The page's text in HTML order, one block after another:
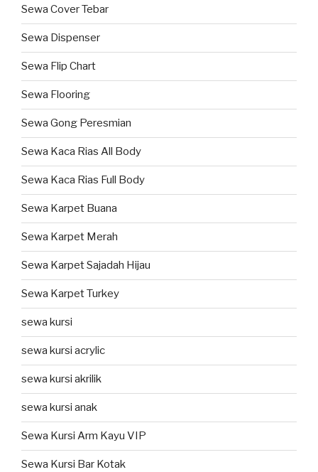
Sewa Cover Tebar
Sewa Dispenser
Sewa Flip Chart
Sewa Flooring
Sewa Gong Peresmian
Sewa Kaca Rias All Body
Sewa Kaca Rias Full Body
Sewa Karpet Buana
Sewa Karpet Merah
Sewa Karpet Sajadah Hijau
Sewa Karpet Turkey
sewa kursi
sewa kursi acrylic
sewa kursi akrilik
sewa kursi anak
Sewa Kursi Arm Kayu VIP
Sewa Kursi Bar Kotak